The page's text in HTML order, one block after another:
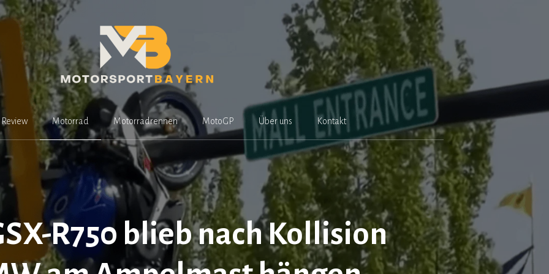
Review Motorrad Motorradrennen MotoGP Über uns Kontakt
R750 blieb nach Kollision